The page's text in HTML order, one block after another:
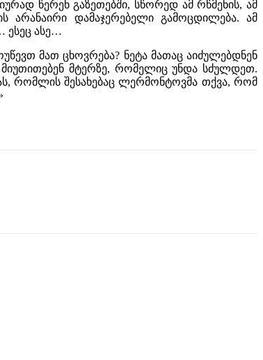
წერენ გაზეთებში, სწორედ ამ რწმენის, ამ
არანაირი დამაჯერებელი გამოცდილება. ამ
ესეც ასე…
მათ ცხოვრება? ნეტა მათაც აიძულებდნენ
მიუთითებენ მტერზე, რომელიც უნდა სძულდეთ.
რომლის შესახებაც ლერმონტოვმა თქვა, რომ